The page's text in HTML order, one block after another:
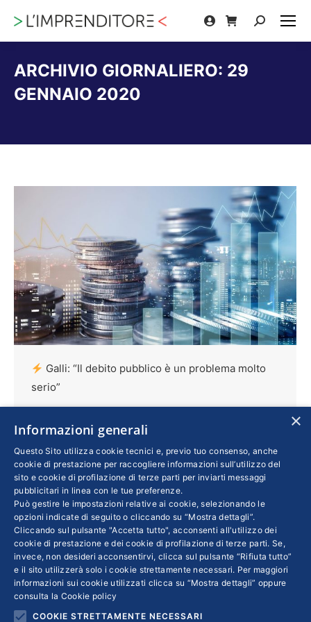
Cerca:
ARCHIVIO GIORNALIERO: 29
GENNAIO 2020
Galli: “Il debito pubblico è un problema molto
serio”
29 Gennaio 2020
Con i tassi della Bce al minimo storico l’Italia
per il momento non corre rischi. Ma non sarà
sempre così. Giampaolo Galli, docente di
Economia politica all’Università Cattolica,
Osservatorio sui Conti Pubblici Italiani, avverte
sui rischi per il nostro Paese. Se ne parla il 30
gennaio in Confindustria in occasione della
presentazione della nuova Rivista di Politica
Economica da lui diretta, che dedica il primo
×
Informazioni generali
Questo Sito utilizza cookie tecnici e, previo tuo consenso, anche
cookie di prestazione per raccogliere informazioni sull’utilizzo del
sito e cookie di profilazione di terze parti per inviarti messaggi
pubblicitari in linea con le tue preferenze.
Può gestire le impostazioni relative ai cookie, selezionando le
opzioni indicate di seguito o cliccando su “Mostra dettagli”.
Cliccando sul pulsante "Accetta tutto", acconsenti all'utilizzo dei
cookie di prestazione e dei cookie di profilazione di terze parti. Se,
invece, non desideri acconsentirvi, clicca sul pulsante “Rifiuta tutto”
e il sito utilizzerà solo i cookie strettamente necessari. Per maggiori
informazioni sui cookie utilizzati clicca su “Mostra dettagli” oppure
consulta la Cookie policy
COOKIE STRETTAMENTE NECESSARI